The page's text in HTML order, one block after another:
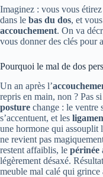
Imaginez : vous vous
dans le bas du dos, et
accouchement. On va
vous donner des clés pour
Pourquoi le mal de dos
Un an après l’
repris en main, non ? Pas
posture change : le ventre
s’accentuent, et les
une hormone qui assouplit
ne revient pas
restent affaiblis, le périnée
légèrement désaxé.
meuble mal calé qui grince